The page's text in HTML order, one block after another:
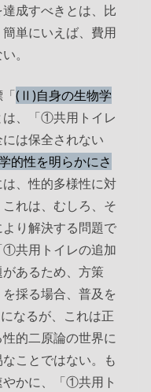
達成すべきとは、比
単にいえば、費用
。
(Ⅱ)自身の生物学
は、「①共用トイレ
は保全されない
的性を明らかにさ
、性的多様性に対
れは、むしろ、そ
り解決する問題で
①共用トイレの追加
あるため、方策
採る場合、普及を
なるが、これは正
的二原論の世界に
ことではない。も
かに、「①共用ト